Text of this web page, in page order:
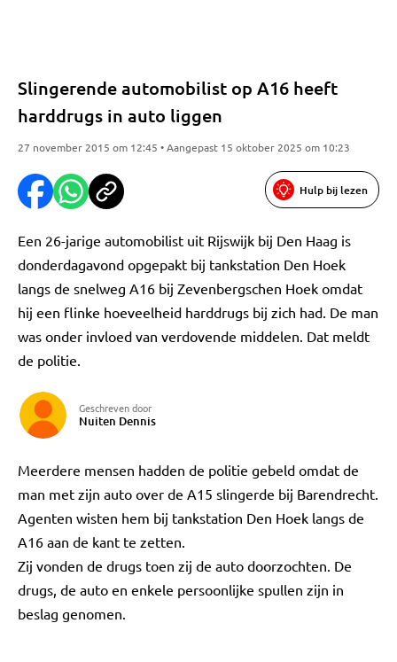
Slingerende automobilist op A16 heeft
harddrugs in auto liggen
27 november 2015 om 12:45 • Aangepast 15 oktober 2025 om 10:23
Hulp bij lezen
Een 26-jarige automobilist uit Rijswijk bij Den Haag is
donderdagavond opgepakt bij tankstation Den Hoek
langs de snelweg A16 bij Zevenbergschen Hoek omdat
hij een flinke hoeveelheid harddrugs bij zich had. De man
was onder invloed van verdovende middelen. Dat meldt
de politie.
Geschreven door
Nuiten Dennis
Meerdere mensen hadden de politie gebeld omdat de
man met zijn auto over de A15 slingerde bij Barendrecht.
Agenten wisten hem bij tankstation Den Hoek langs de
A16 aan de kant te zetten.
Zij vonden de drugs toen zij de auto doorzochten. De
drugs, de auto en enkele persoonlijke spullen zijn in
beslag genomen.